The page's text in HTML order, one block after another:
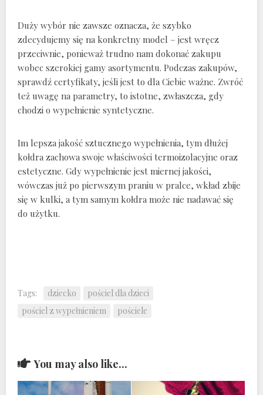
Duży wybór nie zawsze oznacza, że szybko
zdecydujemy się na konkretny model – jest wręcz
przeciwnie, ponieważ trudno nam dokonać zakupu
wobec szerokiej gamy asortymentu. Podczas zakupów,
sprawdź certyfikaty, jeśli jest to dla Ciebie ważne. Zwróć
też uwagę na parametry, to istotne, zwłaszcza, gdy
chodzi o wypełnienie syntetyczne.
Im lepsza jakość sztucznego wypełnienia, tym dłużej
kołdra zachowa swoje właściwości termoizolacyjne oraz
estetyczne. Gdy wypełnienie jest miernej jakości,
wówczas już po pierwszym praniu w pralce, wkład zbije
się w kulki, a tym samym kołdra może nie nadawać się
do użytku.
Tags: dziecko
pościel dla dzieci
pościel z wypełnieniem
pościele
You may also like...